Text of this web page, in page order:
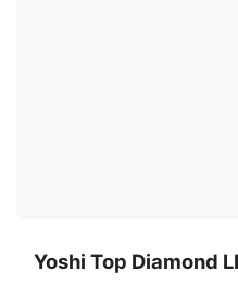
Yoshi Top Diamond